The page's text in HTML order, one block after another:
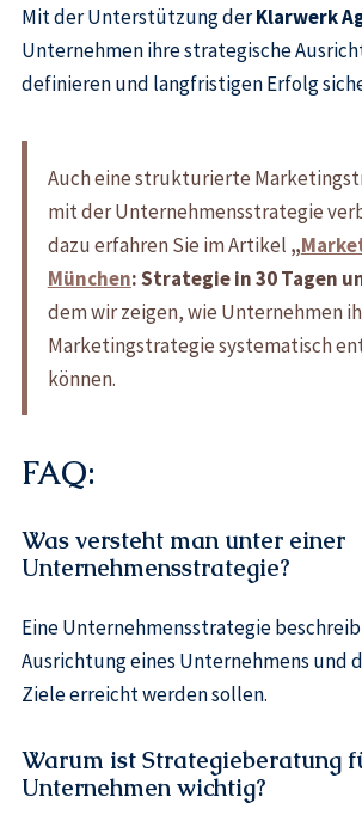
Mit der Unterstützung derKlarwerk
Unternehmen ihre strategische
definieren und langfristigen Erfolg
Auch eine strukturierte
mit der Unternehmensstrategie
dazu erfahren Sie im Artikel „
München: Strategie in 30 Tagen
dem wir zeigen, wie Unternehmen
Marketingstrategie systematisch
können.
FAQ:
Was versteht man unter einer
Unternehmensstrategie?
Eine Unternehmensstrategie
Ausrichtung eines Unternehmens und
Ziele erreicht werden sollen.
Warum ist Strategieberatung
Unternehmen wichtig?